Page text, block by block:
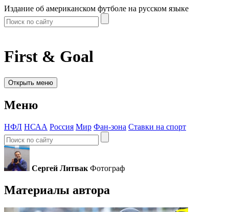
Издание об американском футболе на русском языке
First & Goal
Открыть меню
Меню
НФЛ НСАА Россия Мир Фан-зона Ставки на спорт
Сергей Литвак Фотограф
Материалы автора